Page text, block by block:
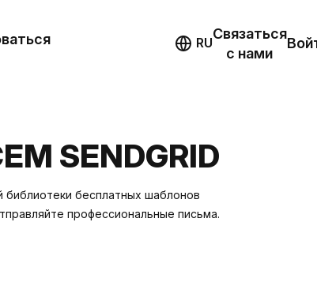
RU
Связаться
с нами
SENDGRID
бесплатных шаблонов
профессиональные письма.